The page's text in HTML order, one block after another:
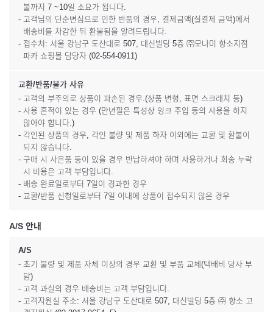
불까지 7 ~10일 소요가 됩니다.
- 고객님의 단순변심으로 인한 반품의 경우, 결제금액(실결제 금액)에서
배송비를 차감한 뒤 환불됨을 알려드립니다.
- 접수처: 서울 강남구 도산대로 507, 대신빌딩 5층 ㈜모나미 항소지점
파카 쇼핑몰 담당자 (02-554-0911)
교환/반품/불가 사유
- 고객의 부주의로 상품이 파손된 경우.(상품 변형, 표면 스크래치 등)
- 사용 흔적이 있는 경우 (만년필은 특성상 잉크 주입 등의 사용을 하지
않아야 합니다.)
- 각인된 상품의 경우, 각인 불량 및 제품 하자 이외에는 교환 및 환불이
되지 않습니다.
- 구매 시 사은품 등이 있을 경우 반납하셔야 하며 사용하거나 회송 누락
시 비용은 고객 부담입니다.
- 배송 완료일로부터 7일이 경과한 경우
- 교환/반품 신청일로부터 7일 이내에 상품이 접수되지 않은 경우
A/S 안내
A/S
- 초기 불량 및 제품 자체 이상의 경우 교환 및 부품 교체(택배비 당사 부
담)
- 고객 과실의 경우 배송비는 고객 부담입니다.
- 고객지원실 주소: 서울 강남구 도산대로 507, 대신빌딩 5층 ㈜ 항소 고